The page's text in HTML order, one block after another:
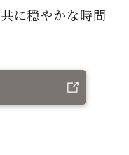
に穏やかな時間